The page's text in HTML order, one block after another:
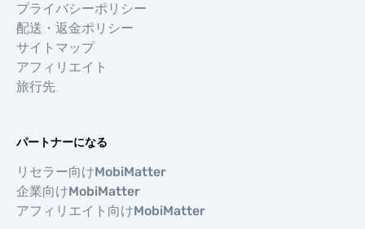
プライバシーポリシー
配送・返金ポリシー
サイトマップ
アフィリエイト
旅行先
パートナーになる
リセラー向けMobiMatter
企業向けMobiMatter
アフィリエイト向けMobiMatter